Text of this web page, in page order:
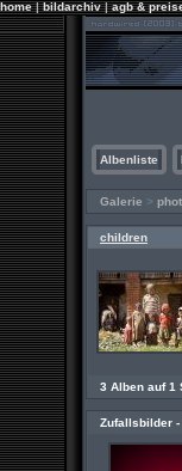
home|bildarchiv|agb &
Albenliste
Galerie >
children
3 Alben auf 1
Zufallsbilder -